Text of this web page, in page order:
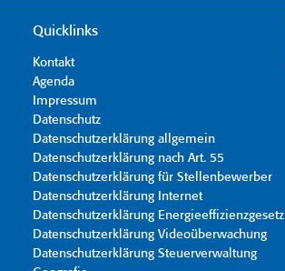
Quicklinks
Kontakt
Agenda
Impressum
Datenschutz
Datenschutzerklärung allgemein
Datenschutzerklärung nach Art. 55
Datenschutzerklärung für Stellenbewerber
Datenschutzerklärung Internet
Datenschutzerklärung Energieeffizienzgesetz
Datenschutzerklärung Videoüberwachung
Datenschutzerklärung Steuerverwaltung